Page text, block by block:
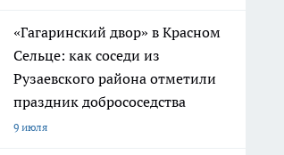
«Гагаринский двор» в Красном
Сельце: как соседи из
Рузаевского района отметили
праздник добрососедства
9 июля